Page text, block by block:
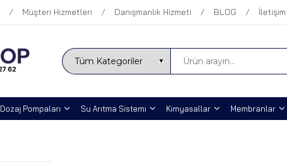
Müşteri Hizmetleri Danışmanlık Hizmeti BLOG İletişim
Dozaj Pompaları Su Arıtma Sistemi Kimyasallar Membranlar